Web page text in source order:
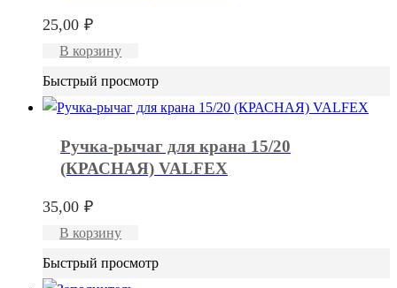
25,00 ₽
В корзину
Быстрый просмотр
Ручка-рычаг для крана 15/20
(КРАСНАЯ) VALFEX
35,00 ₽
В корзину
Быстрый просмотр